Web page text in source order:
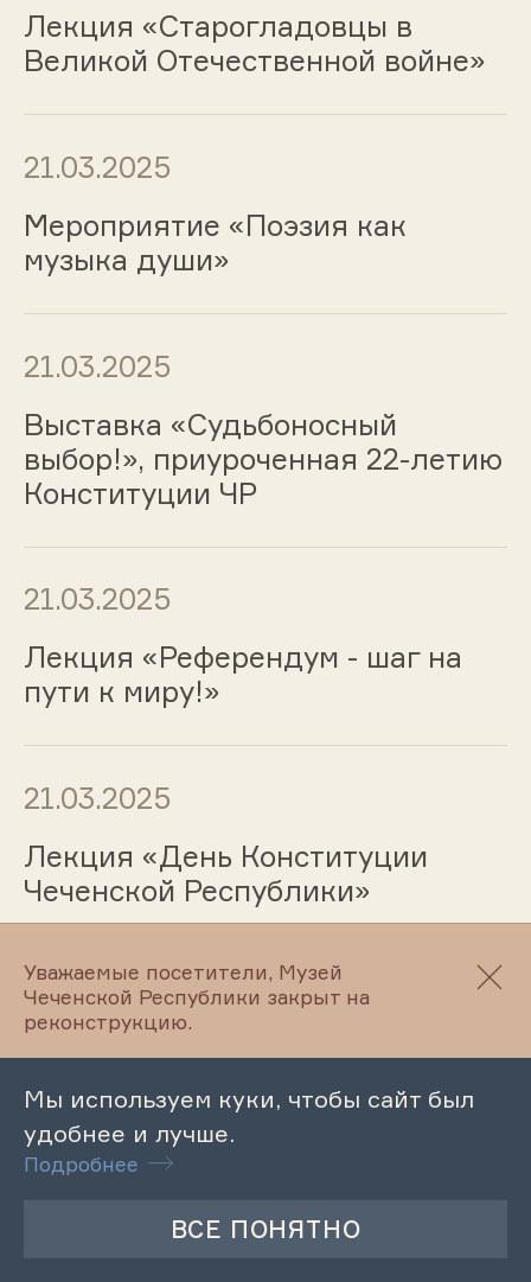
Лекция «Старогладовцы в
Великой Отечественной войне»
21.03.2025
Мероприятие «Поэзия как
музыка души»
21.03.2025
Выставка «Судьбоносный
выбор!», приуроченная 22-летию
Конституции ЧР
21.03.2025
Лекция «Референдум - шаг на
пути к миру!»
21.03.2025
Лекция «День Конституции
Чеченской Республики»
20.03.2025
Обзорная экскурсия по
Литературному музею
М.Ю.Лермонтова
Уважаемые посетители, Музей
Чеченской Республики закрыт на
реконструкцию.
Мы используем куки, чтобы сайт был
удобнее и лучше.
Подробнее